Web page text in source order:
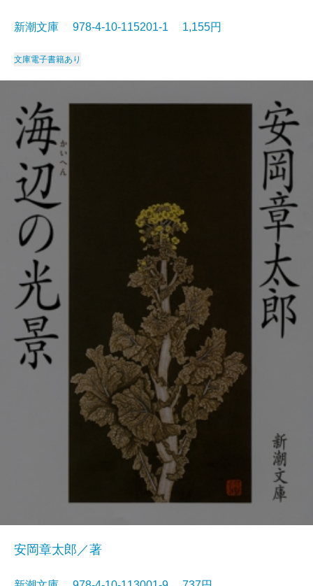
新潮文庫 978-4-10-115201-1 1,155円
文庫電子書籍あり
安岡章太郎／著